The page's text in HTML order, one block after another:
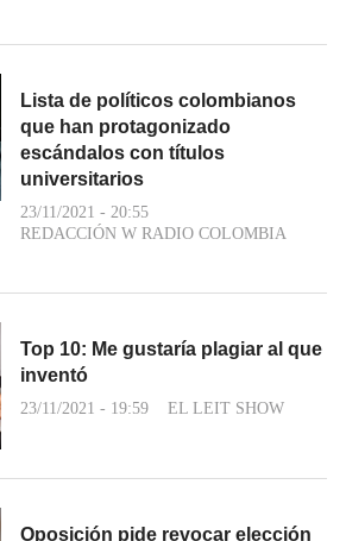
Lista de políticos colombianos
que han protagonizado
escándalos con títulos
universitarios
23/11/2021 - 20:55
REDACCIÓN W RADIO COLOMBIA
Top 10: Me gustaría plagiar al que
inventó
23/11/2021 - 19:59 EL LEIT SHOW
Oposición pide revocar elección